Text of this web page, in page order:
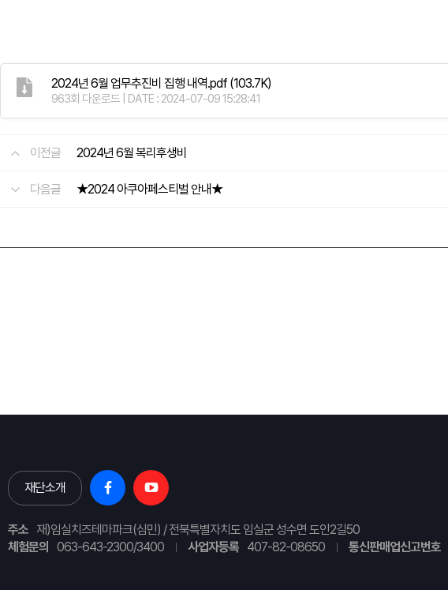
2024년 6월 업무추진비 집행 내역.pdf (103.7K)
963회 다운로드 | DATE : 2024-07-09 15:28:41
이전글 2024년 6월 복리후생비
다음글 ★2024 아쿠아페스티벌 안내★
재단소개
주소 재)임실치즈테마파크(심민) / 전북특별자치도 임실군 성수면 도인2길50
체험문의
063-643-2300/3400 사업자등록 407-82-08650 통신판매업신고번호